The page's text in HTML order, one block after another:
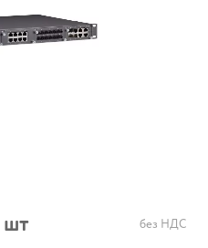
шт без НДС